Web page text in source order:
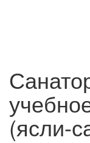
(ясли-